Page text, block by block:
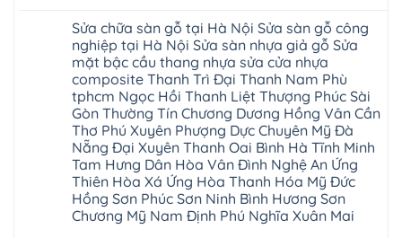
Thanh
Xuân
Kim
Động
Văn
Giang
Cầu
Giấy
Văn
Lâm
tphcm
Khoái
Châu
Trì
Thanh
Xuân
Đoan
Hùng
Thanh
Ba
Cầu
Giấy
Hạ
Hòa
Cẩm
Khê
Tây
Hồ
Yên
Lập
Thanh
Hoài
Đức
Bình
Dương
Thủ
Đức
Thanh
Xuân
Thái
Nguyên
Phú
Thọ
Bắc
Giang
Long
Biên
Hải
Dương
nhựa
giả
gỗ
cong
vênh
Sửa
mặt
bậc
cầu
thang
nhựa
sửa
cửa
nhựa
composite
hoài
đức
đan
bình
luận
ở
Sửa
chữa
sàn
gỗ
bị
phồng
tại
Hà
Nội
Sửa
sàn
gỗ
công
nghiệp
Sửa chữa sàn gỗ tại Hà Nội Sửa sàn gỗ công
nghiệp tại Hà Nội Sửa sàn nhựa giả gỗ Sửa
mặt bậc cầu thang nhựa sửa cửa nhựa
composite Thanh Trì Đại Thanh Nam Phù
tphcm Ngọc Hồi Thanh Liệt Thượng Phúc Sài
Gòn Thường Tín Chương Dương Hồng Vân Cần
Thơ Phú Xuyên Phượng Dực Chuyên Mỹ Đà
Nẵng Đại Xuyên Thanh Oai Bình Hà Tĩnh Minh
Tam Hưng Dân Hòa Vân Đình Nghệ An Ứng
Thiên Hòa Xá Ứng Hòa Thanh Hóa Mỹ Đức
Hồng Sơn Phúc Sơn Ninh Bình Hương Sơn
Chương Mỹ Nam Định Phú Nghĩa Xuân Mai